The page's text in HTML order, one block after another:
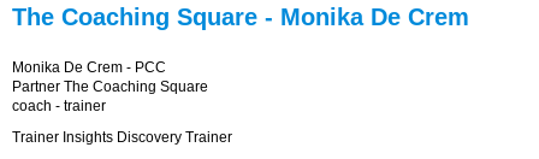
The Coaching Square - Monika De Crem
Monika De Crem - PCC
Partner The Coaching Square
coach - trainer
Trainer Insights Discovery Trainer